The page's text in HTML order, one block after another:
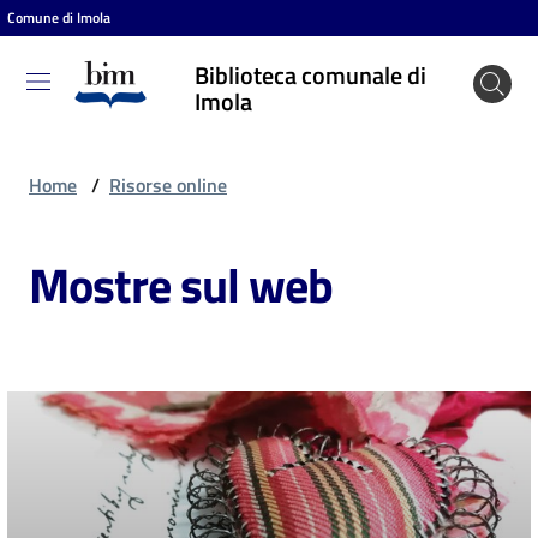
Vai al contenuto
Vai alla navigazione
Vai al footer
Comune di Imola
Biblioteca comunale di
Imola
Biblioteca
comunale
Entra
puoi
fare
Home / Risorse online
Mostre sul web